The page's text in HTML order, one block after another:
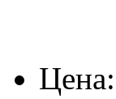
Цена: